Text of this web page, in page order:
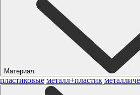
Материал
пластиковые металл+пластик